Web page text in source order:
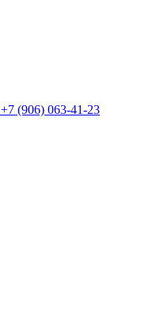
+7 (906) 063-41-23